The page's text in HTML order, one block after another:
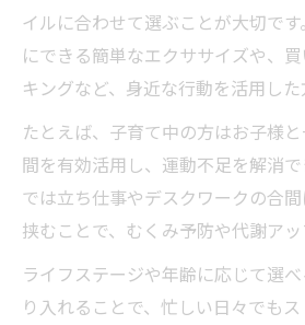
イルに合わせて選ぶことが大切で
にできる簡単なエクササイズや、
キングなど、身近な行動を活用した
たとえば、子育て中の方はお子様
間を有効活用し、運動不足を解消
では立ち仕事やデスクワークの合
挟むことで、むくみ予防や代謝アッ
ライフステージや年齢に応じて選
り入れることで、忙しい日々でも